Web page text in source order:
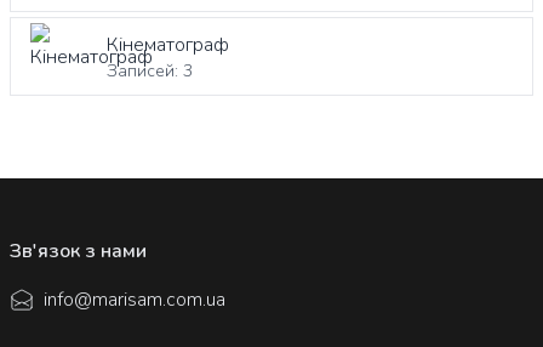
Кінематограф
Записей: 3
Зв'язок з нами
info@marisam.com.ua